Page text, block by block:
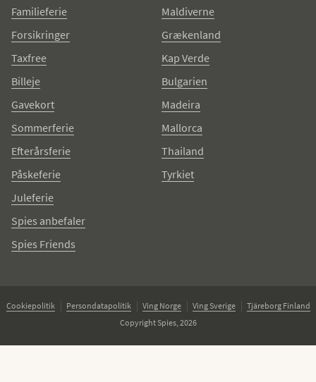
Familieferie
Forsikringer
Taxfree
Billeje
Gavekort
Sommerferie
Efterårsferie
Påskeferie
Juleferie
Spies anbefaler
Spies Friends
Maldiverne
Grækenland
Kap Verde
Bulgarien
Madeira
Mallorca
Thailand
Tyrkiet
Cookiepolitik Persondatapolitik Ving Norge Ving Sverige
Tjäreborg Finland
Copyright Spies, 2026